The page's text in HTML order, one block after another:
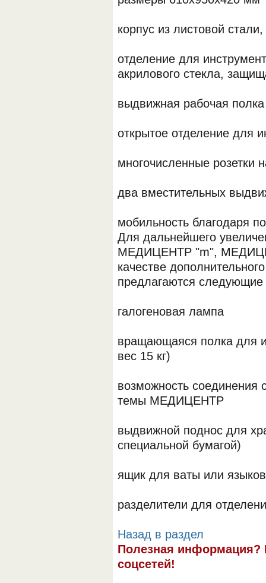
корпус из листовой
отделение для
акрилового стекла,
выдвижная рабочая полка
открытое отделение для
многочисленные розетки
два вместительных
мобильность благодаря
Для дальнейшего
МЕДИЦЕНТР "m",
качестве
предлагаются
галогеновая лампа
вращающаяся полка для
вес 15 кг)
возможность соединения
темы МЕДИЦЕНТР
выдвижной поднос для
специальной бумагой)
ящик для ваты или
разделители для
Назад в раздел
Полезная информация?
соцсетей!